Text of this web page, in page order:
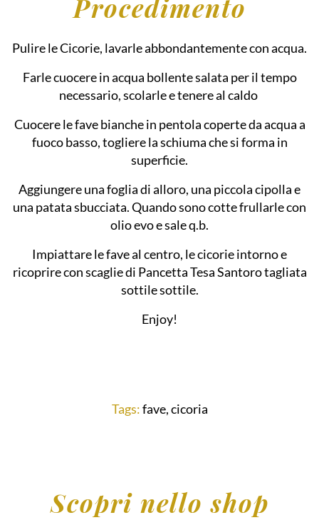
Procedimento
Pulire le Cicorie, lavarle abbondantemente con acqua.
Farle cuocere in acqua bollente salata per il tempo
necessario, scolarle e tenere al caldo
Cuocere le fave bianche in pentola coperte da acqua a
fuoco basso, togliere la schiuma che si forma in
superficie.
Aggiungere una foglia di alloro, una piccola cipolla e
una patata sbucciata. Quando sono cotte frullarle con
olio evo e sale q.b.
Impiattare le fave al centro, le cicorie intorno e
ricoprire con scaglie di Pancetta Tesa Santoro tagliata
sottile sottile.
Enjoy!
Tags:fave,cicoria
Scopri nello shop